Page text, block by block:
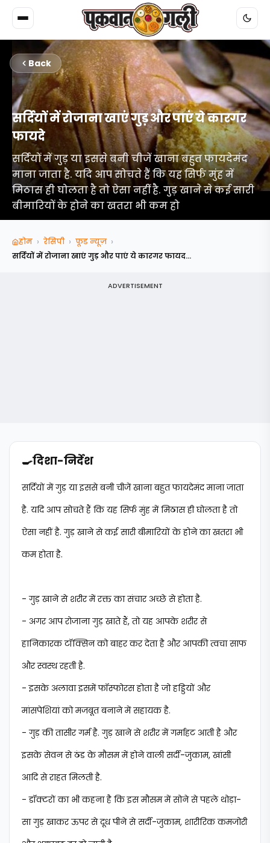
Back
सर्दियों में रोजाना खाएं गुड़ और पाएं ये कारगर
फायदे
सर्दियों में गुड़ या इससे बनी चीजें खाना बहुत फायदेमंद
माना जाता है. यदि आप सोचते हैं कि यह सिर्फ मुंह में
मिठास ही घोलता है तो ऐसा नहीं है. गुड़ खाने से कई सारी
बीमारियों के होने का खतरा भी कम हो
होम › रेसिपी › फूड न्‍यूज़ ›
सर्दियों में रोजाना खाएं गुड़ और पाएं ये कारगर फायद...
ADVERTISEMENT
🍳दिशा-निर्देश
सर्दियों में गुड़ या इससे बनी चीजें खाना बहुत फायदेमंद माना जाता
है. यदि आप सोचते हैं कि यह सिर्फ मुंह में मिठास ही घोलता है तो
ऐसा नहीं है. गुड़ खाने से कई सारी बीमारियों के होने का खतरा भी
कम होता है.
- गुड़ खाने से शरीर में रक्त का संचार अच्छे से होता है.
- अगर आप रोजाना गुड़ खाते हैं, तो यह आपके शरीर से
हानिकारक टॉक्सिन को बाहर कर देता है और आपकी त्वचा साफ
और स्वस्थ रहती है.
- इसके अलावा इसमें फॉस्फोरस होता है जो हड्डियों और
मांसपेशियां को मजबूत बनाने में सहायक है.
- गुड़ की तासीर गर्म है. गुड़ खाने से शरीर में गर्माहट आती है और
इसके सेवन से ठंड के मौसम में होने वाली सर्दी-जुकाम, खांसी
आदि से राहत मिलती है.
- डॉक्टरों का भी कहना है कि इस मौसम में सोने से पहले थोड़ा-
सा गुड़ खाकर ऊपर से दूध पीने से सर्दी-जुकाम, शारीरिक कमजोरी